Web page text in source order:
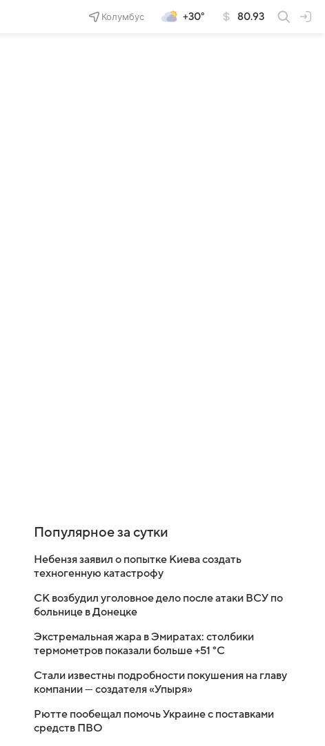
Колумбус +30° 80.93
Популярное за сутки
Небензя заявил о попытке Киева создать
техногенную катастрофу
СК возбудил уголовное дело после атаки ВСУ по
больнице в Донецке
Экстремальная жара в Эмиратах: столбики
термометров показали больше +51 °C
Стали известны подробности покушения на главу
компании — создателя «Упыря»
Рютте пообещал помочь Украине с поставками
средств ПВО